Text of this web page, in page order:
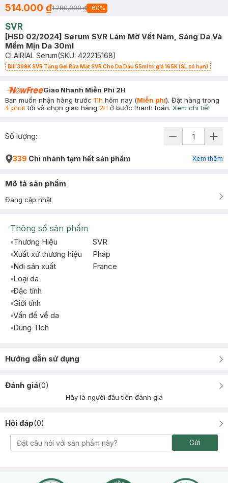
514.000 ₫1.280.000 ₫ -60%
SVR
[HSD 02/2024] Serum SVR Làm Mờ Vết Nám, Sáng Da Và
Mềm Mịn Da 30ml
CLAIRIAL Serum(SKU: 422215168)
Bill 399K SVR Tặng Gel Rửa Mặt SVR Cho Da Dầu 55ml trị giá 165K (SL có hạn)
Giao Nhanh Miễn Phí 2H
Bạn muốn nhận hàng trước 11h hôm nay (Miễn phí). Đặt hàng trong
4 phúttới và chọn giao hàng 2H ở bước thanh toán. Xem chi tiết
Số lượng:
339 Chi nhánh tạm hết sản phẩm Xem thêm
Mô tả sản phẩm
Đang cập nhật
Thông số sản phẩm
Thương Hiệu
SVR
Xuất xứ thương hiệu
Pháp
Nơi sản xuất
France
Loại da
Đặc tính
Giới tính
Vấn đề về da
Dung Tích
Hướng dẫn sử dụng
Đánh giá(0)
Hãy là người đầu tiên đánh giá
Hỏi đáp(0)
Gửi